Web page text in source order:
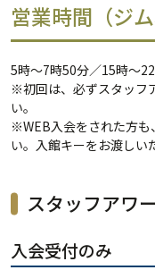
営業時間（ジ
5時〜7時50分／15時〜
※初回は、必ずスタッフ
い。
※WEB入会をされた方
い。入館キーをお渡しい
スタッフアワ
入会受付のみ